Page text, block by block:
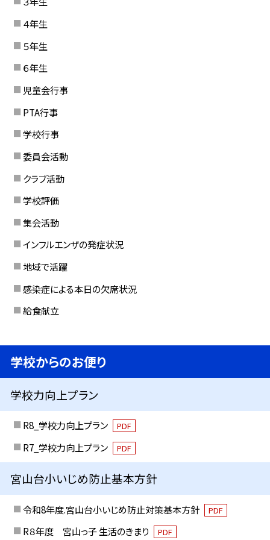
４年生
５年生
６年生
児童会行事
PTA行事
学校行事
委員会活動
クラブ活動
学校評価
集会活動
インフルエンザの発症状況
地域で活躍
感染症による本日の欠席状況
給食献立
学校からのお便り
学校力向上プラン
R8_学校力向上プラン PDF
R7_学校力向上プラン PDF
宮山台小いじめ防止基本方針
令和8年度.宮山台小いじめ防止対策基本方針 PDF
R８年度 宮山っ子 生活のきまり PDF